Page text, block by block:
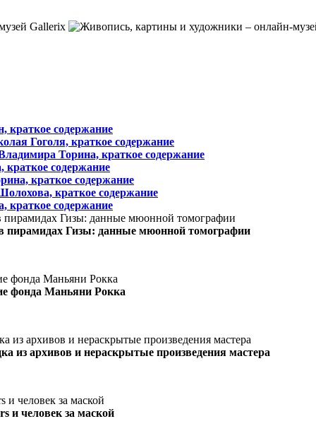
краткое содержание
Гоголя, краткое содержание
Торина, краткое содержание
краткое содержание
краткое содержание
краткое содержание
краткое содержание
Гизы: данные мюонной томографии
фонда Маньяни Рокка
из архивов и нераскрытые произведения мастера
и человек за маской